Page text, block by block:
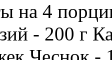
на 4
- 200 г